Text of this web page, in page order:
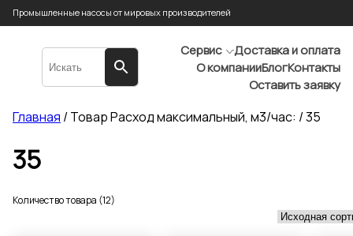
Промышленные насосы от мировых производителей
Сервис
Доставка и оплата
О компанииБлогКонтакты
Оставить заявку
Главная / Товар Расход максимальный, м3/час: / 35
35
Количество товара (12)